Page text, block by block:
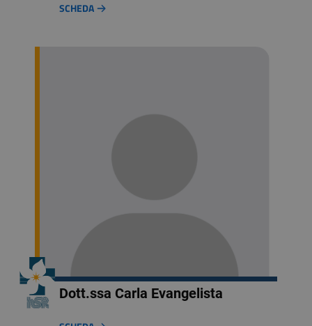
SCHEDA
Dott.ssa Carla Evangelista